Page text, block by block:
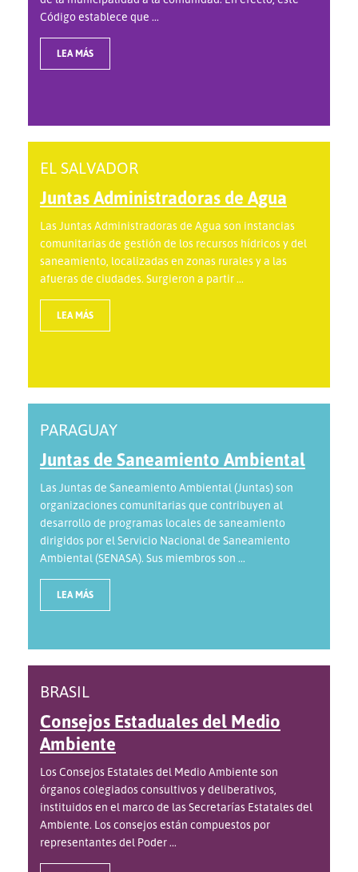
Código establece que ...
LEA MÁS
EL SALVADOR
Juntas Administradoras de Agua
Las Juntas Administradoras de Agua son instancias
comunitarias de gestión de los recursos hídricos y del
saneamiento, localizadas en zonas rurales y a las
afueras de ciudades. Surgieron a partir ...
LEA MÁS
PARAGUAY
Juntas de Saneamiento Ambiental
Las Juntas de Saneamiento Ambiental (Juntas) son
organizaciones comunitarias que contribuyen al
desarrollo de programas locales de saneamiento
dirigidos por el Servicio Nacional de Saneamiento
Ambiental (SENASA). Sus miembros son ...
LEA MÁS
BRASIL
Consejos Estaduales del Medio
Ambiente
Los Consejos Estatales del Medio Ambiente son
órganos colegiados consultivos y deliberativos,
instituidos en el marco de las Secretarías Estatales del
Ambiente. Los consejos están compuestos por
representantes del Poder ...